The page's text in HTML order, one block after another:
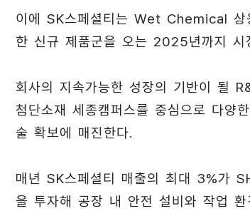
이에 SK스페셜티는 Wet Chemical 상
한 신규 제품군을 오는 2025년까지 시
회사의 지속가능한 성장의 기반이 될
첨단소재 세종캠퍼스를 중심으로 다양
술 확보에 매진한다.
매년 SK스페셜티 매출의 최대 3%가
을 투자해 공장 내 안전 설비와 작업